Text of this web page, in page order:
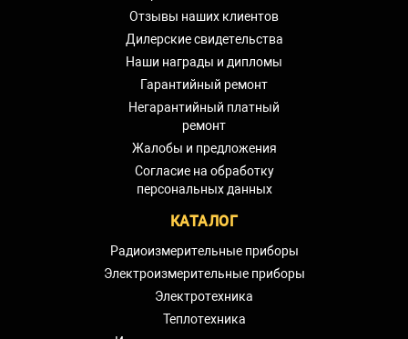
Отзывы наших клиентов
Дилерские свидетельства
Наши награды и дипломы
Гарантийный ремонт
Негарантийный платный
ремонт
Жалобы и предложения
Согласие на обработку
персональных данных
КАТАЛОГ
Радиоизмерительные приборы
Электроизмерительные приборы
Электротехника
Теплотехника